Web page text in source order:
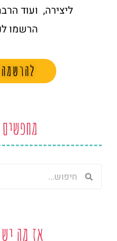
ליצירה, ועוד
הרשמו
חיפוש
אז מה